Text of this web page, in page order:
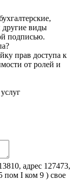
виды
подписью.
прав доступа к
от ролей и
адрес 127473,
пом I ком 9 ) свое